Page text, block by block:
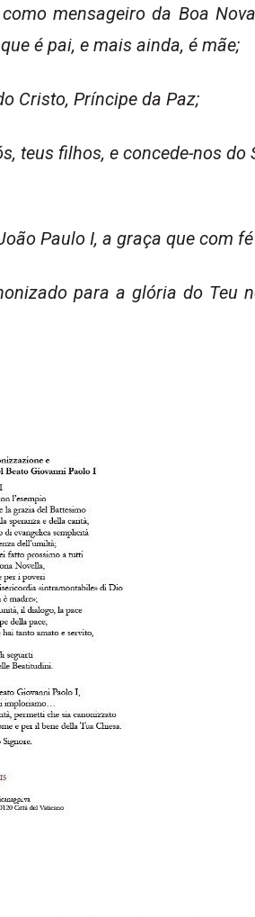
mensageiro da Boa
é pai, e mais ainda, é mãe;
Cristo, Príncipe da Paz;
teus filhos, e concede-nos
Paulo I, a graça que com
para a glória do Teu